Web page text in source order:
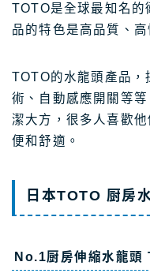
TOTO是全球最知名的
品的特色是高品質、高
TOTO的水龍頭產品，
術、自動感應開關等
潔大方，很多人喜歡
便和舒適。
日本TOTO 厨房
No.1厨房伸縮水龍